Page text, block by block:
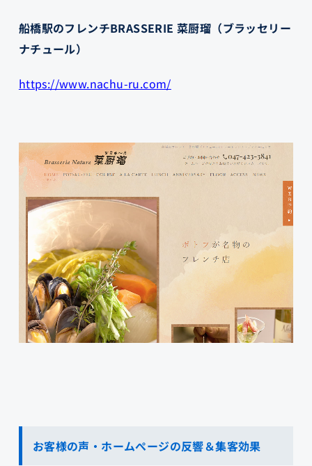
船橋駅のフレンチBRASSERIE 菜厨瑠（ブラッセリー
ナチュール）
https://www.nachu-ru.com/
お客様の声・ホームぺージの反響＆集客効果